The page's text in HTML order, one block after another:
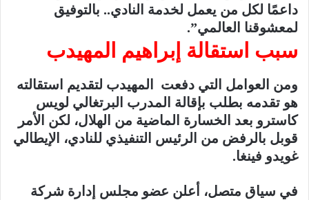
داعمًا لكل من يعمل لخدمة النادي.. بالتوفيق
لمعشوقنا العالمي”.
سبب استقالة إبراهيم المهيدب
ومن العوامل التي دفعت المهيدب لتقديم استقالته
هو تقدمه بطلب بإقالة المدرب البرتغالي لويس
كاسترو بعد الخسارة الماضية من الهلال، لكن الأمر
قوبل بالرفض من الرئيس التنفيذي للنادي، الإيطالي
غويدو فينغا.
في سياق متصل، أعلن عضو مجلس إدارة شركة